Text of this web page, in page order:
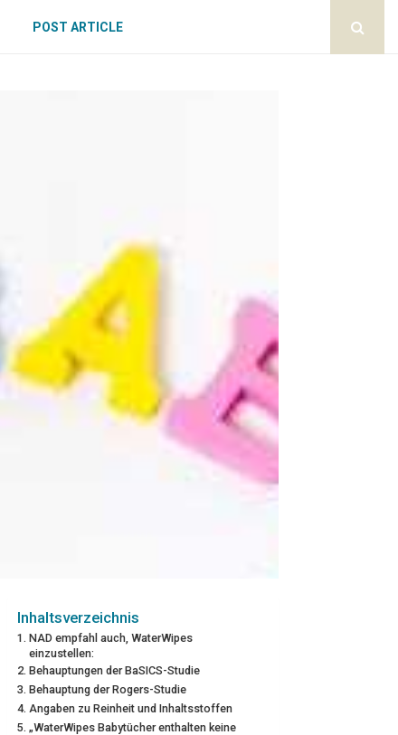
POST ARTICLE
Inhaltsverzeichnis
NAD empfahl auch, WaterWipes
einzustellen:
Behauptungen der BaSICS-Studie
Behauptung der Rogers-Studie
Angaben zu Reinheit und Inhaltsstoffen
„WaterWipes Babytücher enthalten keine